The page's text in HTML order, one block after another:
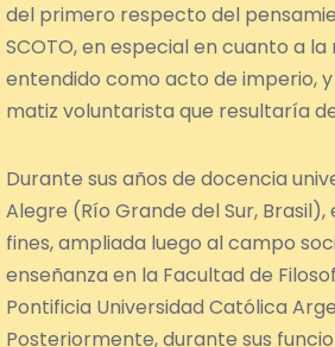
del primero respecto del
SCOTO, en especial en cuanto a
entendido como acto de imperio,
matiz voluntarista que resultaría
Durante sus años de docencia
Alegre (Río Grande del Sur,
fines, ampliada luego al campo
enseñanza en la Facultad de
Pontificia Universidad Católica
Posteriormente, durante sus